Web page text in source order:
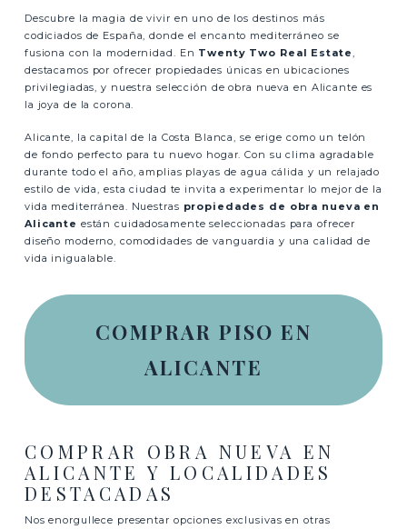
Descubre la magia de vivir en uno de los destinos más
codiciados de España, donde el encanto mediterráneo se
fusiona con la modernidad. En Twenty Two Real Estate
destacamos por ofrecer propiedades únicas en ubicaciones
privilegiadas, y nuestra selección de obra nueva en Alicante es
la joya de la corona.
Alicante, la capital de la Costa Blanca, se erige como un telón
de fondo perfecto para tu nuevo hogar. Con su clima agradable
durante todo el año, amplias playas de agua cálida y un relajado
estilo de vida, esta ciudad te invita a experimentar lo mejor de la
vida mediterránea. Nuestras propiedades de obra nueva en
Alicante están cuidadosamente seleccionadas para ofrecer
diseño moderno, comodidades de vanguardia y una calidad de
vida inigualable.
COMPRAR PISO EN
ALICANTE
COMPRAR OBRA NUEVA EN
ALICANTE Y LOCALIDADES
DESTACADAS
Nos enorgullece presentar opciones exclusivas en otras